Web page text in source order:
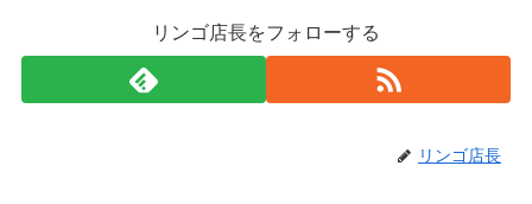
リンゴ店長をフォローする
リンゴ店長